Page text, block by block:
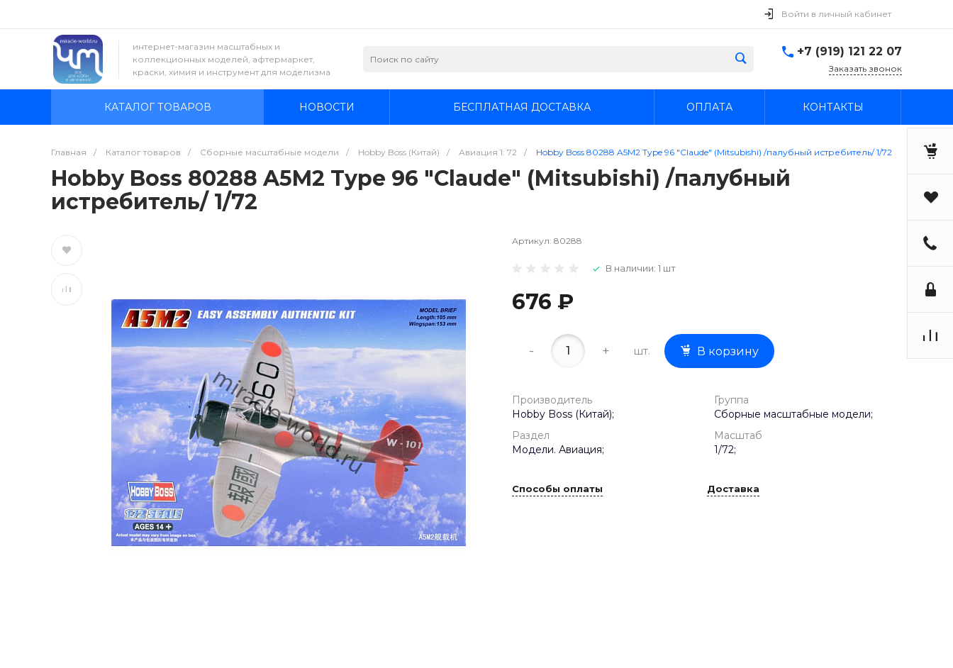
Войти в личный кабинет
интернет-магазин масштабных и
коллекционных моделей, афтермаркет,
краски, химия и инструмент для моделизма
+7 (919) 121 22 07
Заказать звонок
КАТАЛОГ ТОВАРОВ НОВОСТИ БЕСПЛАТНАЯ ДОСТАВКА ОПЛАТА КОНТАКТЫ
Главная / Каталог товаров / Сборные масштабные модели / Hobby Boss (Китай) / Авиация 1: 72 / Hobby Boss 80288 A5M2 Type 96 "Claude" (Mitsubishi) /палубный истребитель/ 1/72
Hobby Boss 80288 A5M2 Type 96 "Claude" (Mitsubishi) /палубный
истребитель/ 1/72
Артикул: 80288
В наличии: 1 шт
676 ₽
- + шт. В корзину
Производитель
Hobby Boss (Китай);
Группа
Сборные масштабные модели;
Раздел
Модели. Авиация;
Масштаб
1/72;
Способы оплаты Доставка